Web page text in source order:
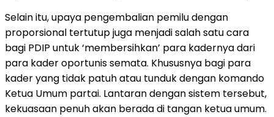
Selain itu, upaya pengembalian pemilu dengan
proporsional tertutup juga menjadi salah satu cara
bagi PDIP untuk ‘membersihkan’ para kadernya dari
para kader oportunis semata. Khususnya bagi para
kader yang tidak patuh atau tunduk dengan komando
Ketua Umum partai. Lantaran dengan sistem tersebut,
kekuasaan penuh akan berada di tangan ketua umum.